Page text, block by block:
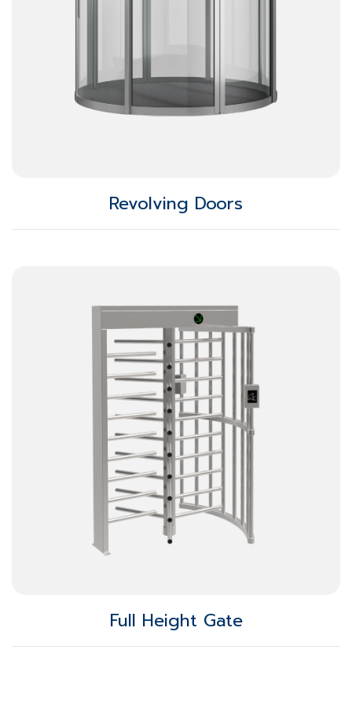
Revolving Doors
Full Height Gate